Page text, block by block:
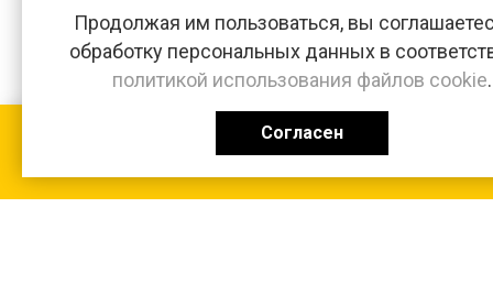
Продолжая им пользоваться, вы
обработку персональных данных в
политикой использования файлов cookie.
Согласен